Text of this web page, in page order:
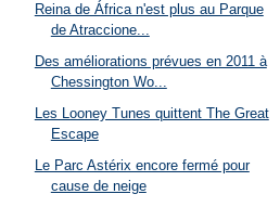
Reina de África n'est plus au Parque
de Atraccione...
Des améliorations prévues en 2011 à
Chessington Wo...
Les Looney Tunes quittent The Great
Escape
Le Parc Astérix encore fermé pour
cause de neige